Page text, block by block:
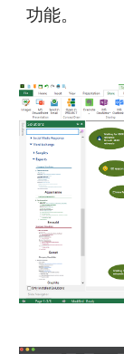
功能。